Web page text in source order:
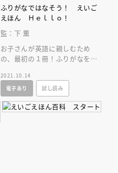
ふりがなではなそう！ えいご
えほん Ｈｅｌｌｏ！
監：下 薫
お子さんが英語に親しむため
の、最初の１冊！ふりがなを読
だして英語を楽しむ、新しいえ
いごえほん。
2021.10.14
電子あり
試し読み